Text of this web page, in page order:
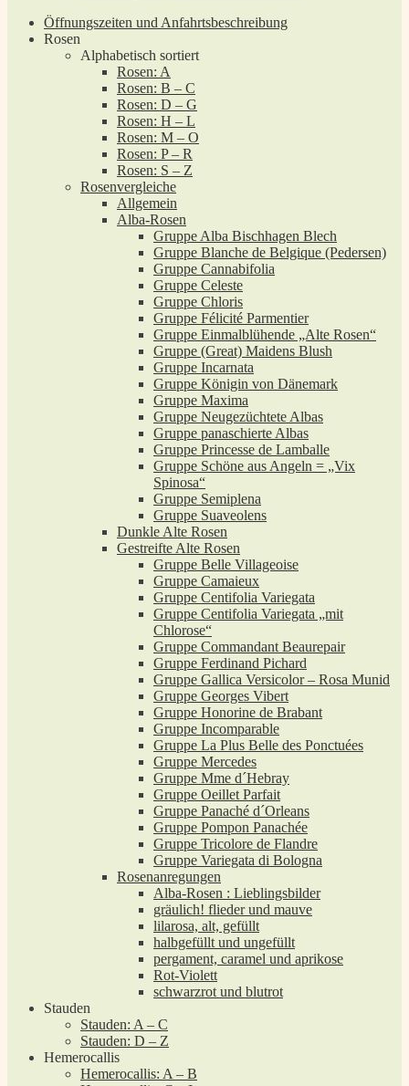
Öffnungszeiten und Anfahrtsbeschreibung
Rosen
Alphabetisch sortiert
Rosen: A
Rosen: B – C
Rosen: D – G
Rosen: H – L
Rosen: M – O
Rosen: P – R
Rosen: S – Z
Rosenvergleiche
Allgemein
Alba-Rosen
Gruppe Alba Bischhagen Blech
Gruppe Blanche de Belgique (Pedersen)
Gruppe Cannabifolia
Gruppe Celeste
Gruppe Chloris
Gruppe Félicité Parmentier
Gruppe Einmalblühende „Alte Rosen“
Gruppe (Great) Maidens Blush
Gruppe Incarnata
Gruppe Königin von Dänemark
Gruppe Maxima
Gruppe Neugezüchtete Albas
Gruppe panaschierte Albas
Gruppe Princesse de Lamballe
Gruppe Schöne aus Angeln = „Vix
Spinosa“
Gruppe Semiplena
Gruppe Suaveolens
Dunkle Alte Rosen
Gestreifte Alte Rosen
Gruppe Belle Villageoise
Gruppe Camaieux
Gruppe Centifolia Variegata
Gruppe Centifolia Variegata „mit
Chlorose“
Gruppe Commandant Beaurepair
Gruppe Ferdinand Pichard
Gruppe Gallica Versicolor – Rosa Munid
Gruppe Georges Vibert
Gruppe Honorine de Brabant
Gruppe Incomparable
Gruppe La Plus Belle des Ponctuées
Gruppe Mercedes
Gruppe Mme d´Hebray
Gruppe Oeillet Parfait
Gruppe Panaché d´Orleans
Gruppe Pompon Panachée
Gruppe Tricolore de Flandre
Gruppe Variegata di Bologna
Rosenanregungen
Alba-Rosen : Lieblingsbilder
gräulich! flieder und mauve
lilarosa, alt, gefüllt
halbgefüllt und ungefüllt
pergament, caramel und aprikose
Rot-Violett
schwarzrot und blutrot
Stauden
Stauden: A – C
Stauden: D – Z
Hemerocallis
Hemerocallis: A – B